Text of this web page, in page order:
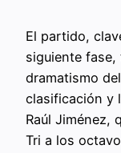
El partido,
siguiente
dramatismo
clasificación y
Raúl Jiménez,
Tri a los